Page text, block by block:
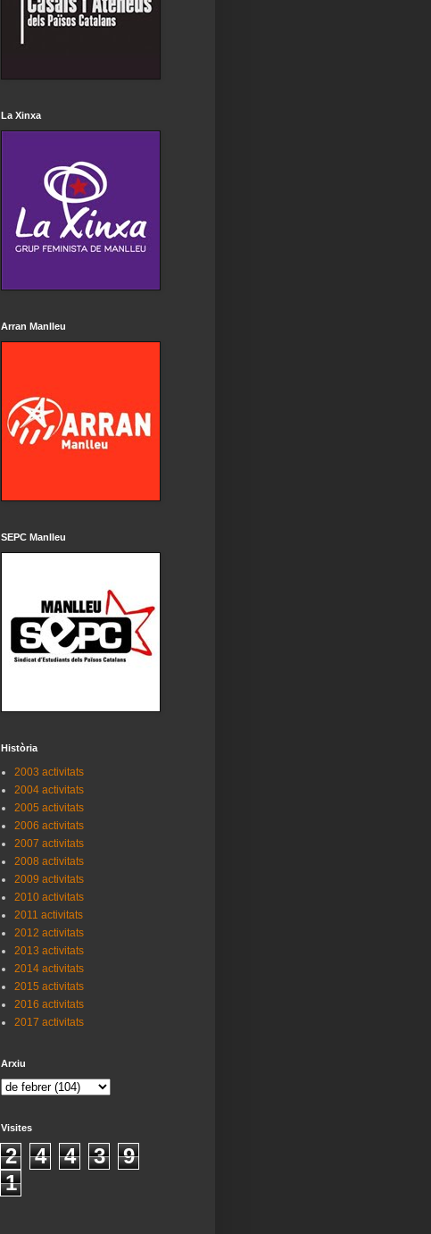
La Xinxa
Arran Manlleu
SEPC Manlleu
Història
2003 activitats
2004 activitats
2005 activitats
2006 activitats
2007 activitats
2008 activitats
2009 activitats
2010 activitats
2011 activitats
2012 activitats
2013 activitats
2014 activitats
2015 activitats
2016 activitats
2017 activitats
Arxiu
Visites
2 4 4 3
9
1